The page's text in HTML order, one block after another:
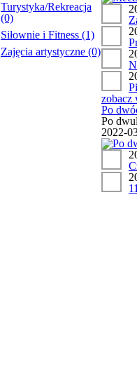
Turystyka/Rekreacja
(0)
Siłownie i Fitness (1)
Zajęcia artystyczne (0)
zobacz
Po
Po
2022-